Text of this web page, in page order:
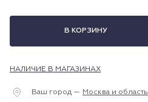
В КОРЗИНУ
НАЛИЧИЕ В МАГАЗИНАХ
Ваш город — Москва и область